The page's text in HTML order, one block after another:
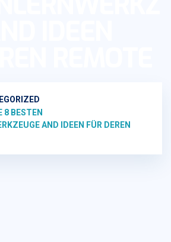
8 BESTEN
AND IDEEN FÜR DEREN